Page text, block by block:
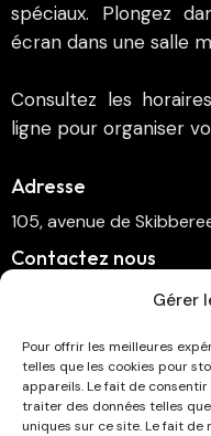
Gérer
Pour offrir les meilleures
telles que les cookies pour
appareils. Le fait de
traiter des données telles
uniques sur ce site. Le fait
spéciaux. Plongez
écran dans une salle
Consultez les
ligne pour organiser
Adresse
105, avenue de
Contactez nous
Suivez-nous